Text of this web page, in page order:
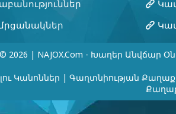
© 2026 | NAJOX.com - Խաղեր Անվճար
Կանոններ | Գաղտնիության